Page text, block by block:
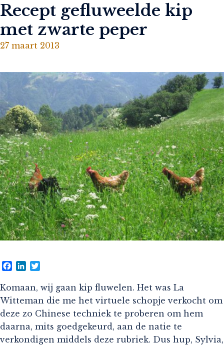
Recept gefluweelde kip
met zwarte peper
27 maart 2013
Facebook
LinkedIn
Komaan, wij gaan kip fluwelen. Het was La
Witteman die me het virtuele schopje verkocht om
deze zo Chinese techniek te proberen om hem
daarna, mits goedgekeurd, aan de natie te
verkondigen middels deze rubriek. Dus hup, Sylvia,